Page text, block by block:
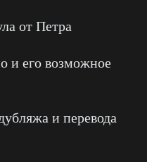
от Петра
и его возможное
и перевода